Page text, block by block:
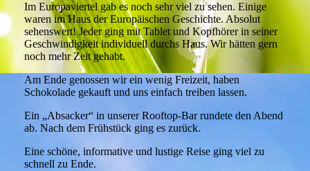
Im Europaviertel gab es noch sehr viel zu sehen. Einige
waren im Haus der Europäischen Geschichte. Absolut
sehenswert! Jeder ging mit Tablet und Kopfhörer in seiner
Geschwindigkeit individuell durchs Haus. Wir hätten gern
noch mehr Zeit gehabt.
Am Ende genossen wir ein wenig Freizeit, haben
Schokolade gekauft und uns einfach treiben lassen.
Ein „Absacker“ in unserer Rooftop-Bar rundete den Abend
ab. Nach dem Frühstück ging es zurück.
Eine schöne, informative und lustige Reise ging viel zu
schnell zu Ende.